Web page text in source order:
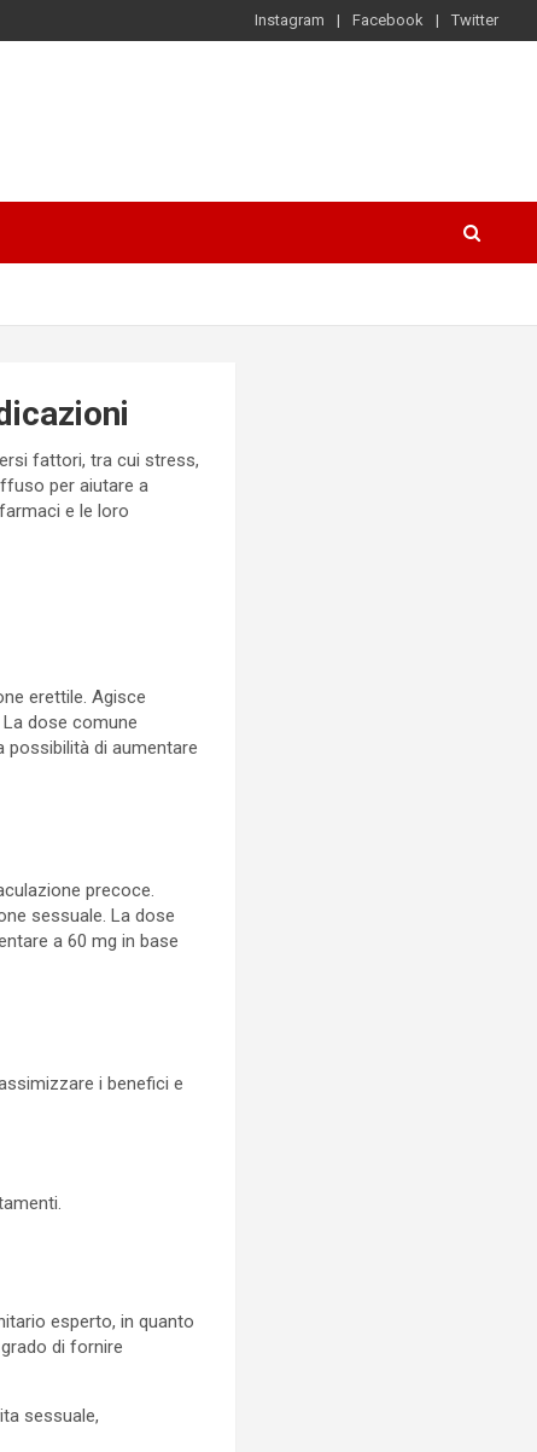
Instagram Facebook Twitter
fattori, tra cui stress,
per aiutare a
e le loro
erettile. Agisce
dose comune
possibilità di aumentare
precoce.
sessuale. La dose
a 60 mg in base
i benefici e
esperto, in quanto
di fornire
sessuale,